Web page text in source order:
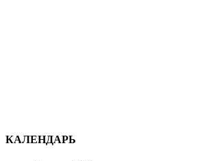
КАЛЕНДАРЬ